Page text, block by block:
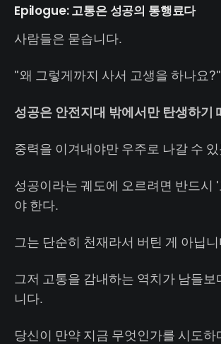
Epilogue: 고통은 성공의 통행료다
사람들은 묻습니다.
"왜 그렇게까지 사서 고생을 하나요?"
성공은 안전지대 밖에서만 탄생하기
중력을 이겨내야만 우주로 나갈 수 있
성공이라는 궤도에 오르려면 반드시
야 한다.
그는 단순히 천재라서 버틴 게 아닙
그저 고통을 감내하는 역치가 남들보
니다.
당신이 만약 지금 무엇인가를 시도하